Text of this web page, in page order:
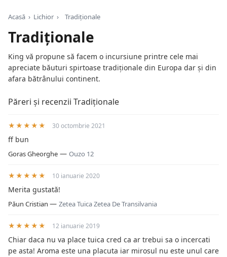
Acasă › Lichior › Tradiționale
Tradiționale
King vă propune să facem o incursiune printre cele mai
apreciate băuturi spirtoase tradiționale din Europa dar și din
afara bătrânului continent.
Păreri și recenzii Tradiționale
★★★★★ 30 octombrie 2021
ff bun
Goras Gheorghe — Ouzo 12
★★★★★ 10 ianuarie 2020
Merita gustată!
Păun Cristian — Zetea Tuica Zetea De Transilvania
★★★★★ 12 ianuarie 2019
Chiar daca nu va place tuica cred ca ar trebui sa o incercati
pe asta! Aroma este una placuta iar mirosul nu este unul care